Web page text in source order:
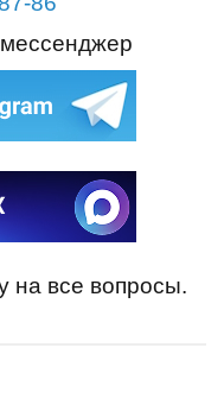
на все вопросы.